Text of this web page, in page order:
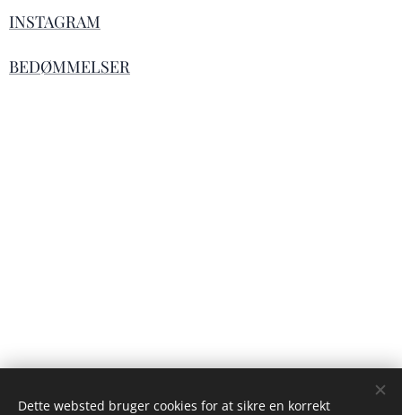
INSTAGRAM
BEDØMMELSER
Dette websted bruger cookies for at sikre en korrekt